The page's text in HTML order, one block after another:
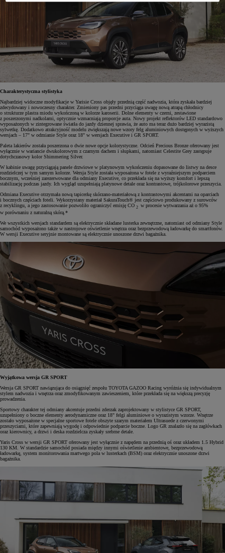
Charakterystyczna stylistyka
Najbardziej widoczne modyfikacje w Yarisie Cross objęły przednią część nadwozia, która zyskała bardziej
zdecydowany i nowoczesny charakter. Zmieniony pas przedni przyciąga uwagę nową atrapą chłodnicy
o strukturze plastra miodu wykończoną w kolorze karoserii. Dolne elementy w czerni, zestawione
z poszerzonymi nadkolami, optycznie wzmacniają proporcje auta. Nowy projekt reflektorów LED standardowo
wyposażonych w zintegrowane światła do jazdy dziennej sprawia, że auto ma teraz dużo bardziej wyrazistą
sylwetkę. Dodatkowo atrakcyjność modelu zwiększają nowe wzory felg aluminiowych dostępnych w wyższych
wersjach – 17" w odmianie Style oraz 18" w wersjach Executive i GR SPORT.
Paleta lakierów została poszerzona o dwie nowe opcje kolorystyczne. Odcień Precious Bronze oferowany jest
wyłącznie w wariancie dwukolorowym z czarnym dachem i słupkami, natomiast Celestite Grey zastępuje
dotychczasowy kolor Shimmering Silver.
W kabinie uwagę przyciągają panele drzwiowe w platynowym wykończeniu dopasowane do listwy na desce
rozdzielczej w tym samym kolorze. Wersja Style została wyposażona w fotele z wyraźniejszym podparciem
bocznym, wcześniej zarezerwowane dla odmiany Executive, co przekłada się na wyższy komfort i lepszą
stabilizację podczas jazdy. Ich wygląd uzupełniają platynowe detale oraz kontrastowe, trójkolorowe przeszycia.
Odmiana Executive otrzymała nową tapicerkę skórzano-materiałową z kontrastowymi akcentami na oparciach
i bocznych częściach foteli. Wykorzystany materiał SakuraTouch® jest częściowo produkowany z surowców
z recyklingu, a jego zastosowanie pozwoliło ograniczyć emisję CO 2 w procesie wytwarzania aż o 95%
w porównaniu z naturalną skórą.*
We wszystkich wersjach standardem są elektrycznie składane lusterka zewnętrzne, natomiast od odmiany Style
samochód wyposażono także w nastrojowe oświetlenie wnętrza oraz bezprzewodową ładowarkę do smartfonów.
W wersji Executive seryjnie montowane są elektrycznie unoszone drzwi bagażnika.
Wyjątkowa wersja GR SPORT
Wersja GR SPORT nawiązująca do osiągnięć zespołu TOYOTA GAZOO Racing wyróżnia się indywidualnym
stylem nadwozia i wnętrza oraz zmodyfikowanym zawieszeniem, które przekłada się na większą precyzję
prowadzenia.
Sportowy charakter tej odmiany akcentuje przedni zderzak zaprojektowany w stylistyce GR SPORT,
uzupełniony o boczne elementy aerodynamiczne oraz 18" felgi aluminiowe o wyrazistym wzorze. Wnętrze
zostało wyposażone w specjalne sportowe fotele obszyte szarym materiałem Ultrasuede z czerwonymi
przeszyciami, które zapewniają wygodę i odpowiednie podparcie boczne. Logo GR znalazło się na zagłówkach
oraz kierownicy, a drzwi i deska rozdzielcza zyskały srebrne detale.
Yaris Cross w wersji GR SPORT oferowany jest wyłącznie z napędem na przednią oś oraz układem 1.5 Hybrid
130 KM. W standardzie samochód posiada między innymi oświetlenie ambientowe, bezprzewodową
ładowarkę, system monitorowania martwego pola w lusterkach (BSM) oraz elektrycznie unoszone drzwi
bagażnika.